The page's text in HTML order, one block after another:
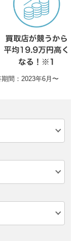
間：2023年6月〜